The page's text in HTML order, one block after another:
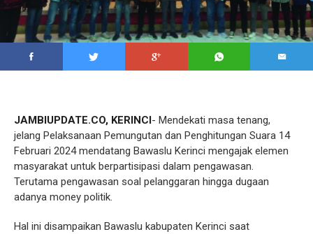
JAMBIUPDATE.CO, KERINCI- Mendekati masa tenang,
jelang Pelaksanaan Pemungutan dan Penghitungan Suara 14
Februari 2024 mendatang Bawaslu Kerinci mengajak elemen
masyarakat untuk berpartisipasi dalam pengawasan.
Terutama pengawasan soal pelanggaran hingga dugaan
adanya money politik.
Hal ini disampaikan Bawaslu kabupaten Kerinci saat